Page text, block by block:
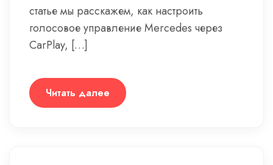
статье мы расскажем, как настроить
голосовое управление Mercedes через
CarPlay, […]
Читать далее